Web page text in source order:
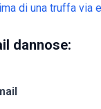
di una truffa via
dannose: